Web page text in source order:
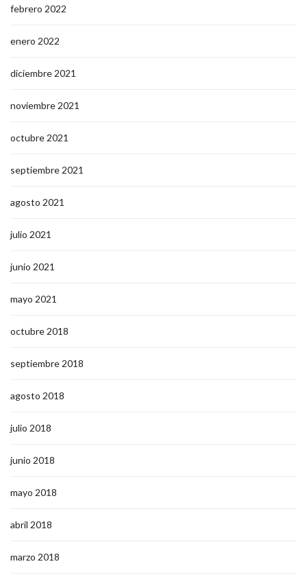
febrero 2022
enero 2022
diciembre 2021
noviembre 2021
octubre 2021
septiembre 2021
agosto 2021
julio 2021
junio 2021
mayo 2021
octubre 2018
septiembre 2018
agosto 2018
julio 2018
junio 2018
mayo 2018
abril 2018
marzo 2018